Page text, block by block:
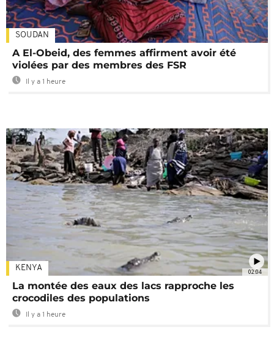
SOUDAN
A El-Obeid, des femmes affirment avoir été
violées par des membres des FSR
Il y a 1 heure
02:04
KENYA
La montée des eaux des lacs rapproche les
crocodiles des populations
Il y a 1 heure